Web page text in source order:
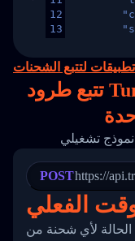
12
13
15
16
17
18
21
22
23
24
25
27
          {
لتتبع الشحنات
تشغيلي
POSThttps://
الفعلي
الحالة لأي شحنة من